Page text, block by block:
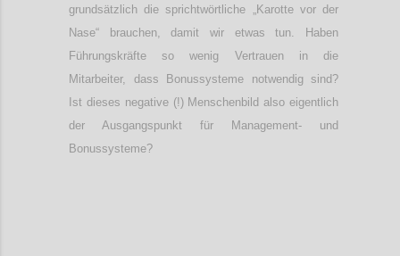
grundsätzlich die sprichtwörtliche „Karotte vor der
Nase“ brauchen, damit wir etwas tun. Haben
Führungskräfte so wenig Vertrauen in die
Mitarbeiter, dass Bonussysteme notwendig sind?
Ist dieses negative (!) Menschenbild also eigentlich
der Ausgangspunkt für
Management- und
Bonussysteme?